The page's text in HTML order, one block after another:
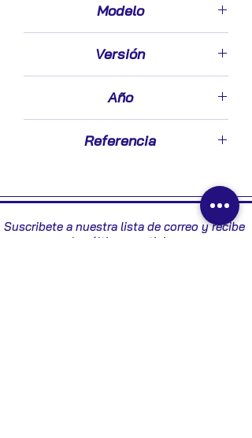
Modelo
Versión
Año
Referencia
Suscribete a nuestra lista de correo y recibe
las últimas noticias